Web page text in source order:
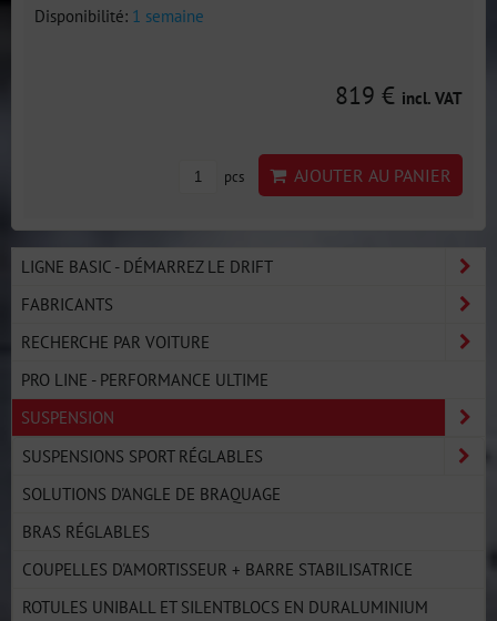
Disponibilité: 1 semaine
819 € incl. VAT
pcs AJOUTER AU PANIER
LIGNE BASIC - DÉMARREZ LE DRIFT
FABRICANTS
RECHERCHE PAR VOITURE
PRO LINE - PERFORMANCE ULTIME
SUSPENSION
SUSPENSIONS SPORT RÉGLABLES
SOLUTIONS D'ANGLE DE BRAQUAGE
BRAS RÉGLABLES
COUPELLES D'AMORTISSEUR + BARRE STABILISATRICE
ROTULES UNIBALL ET SILENTBLOCS EN DURALUMINIUM